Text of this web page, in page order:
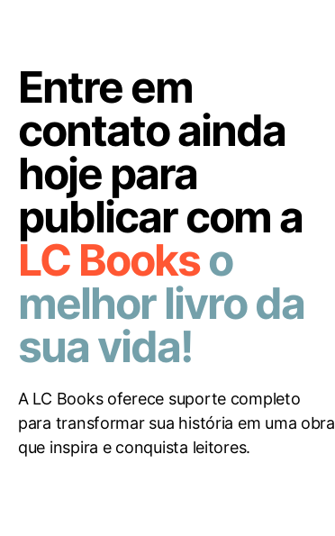
Entre em
contato ainda
hoje para
publicar com a
LC Bookso
melhor livro da
sua vida!
A LC Books oferece suporte completo
para transformar sua história em uma obra
que inspira e conquista leitores.